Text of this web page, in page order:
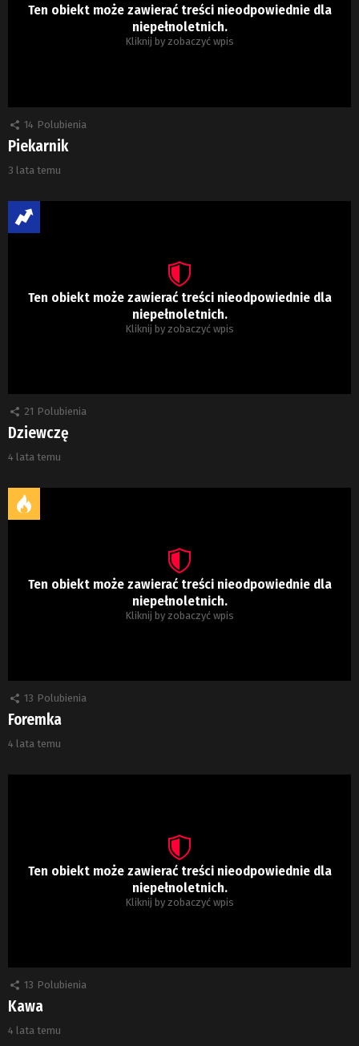
Ten obiekt może zawierać treści nieodpowiednie dla
niepełnoletnich.
Kliknij by zobaczyć wpis
14 Polubienia
Piekarnik
3 lata temu
Ten obiekt może zawierać treści nieodpowiednie dla
niepełnoletnich.
Kliknij by zobaczyć wpis
21 Polubienia
Dziewczę
4 lata temu
Ten obiekt może zawierać treści nieodpowiednie dla
niepełnoletnich.
Kliknij by zobaczyć wpis
13 Polubienia
Foremka
4 lata temu
Ten obiekt może zawierać treści nieodpowiednie dla
niepełnoletnich.
Kliknij by zobaczyć wpis
13 Polubienia
Kawa
4 lata temu